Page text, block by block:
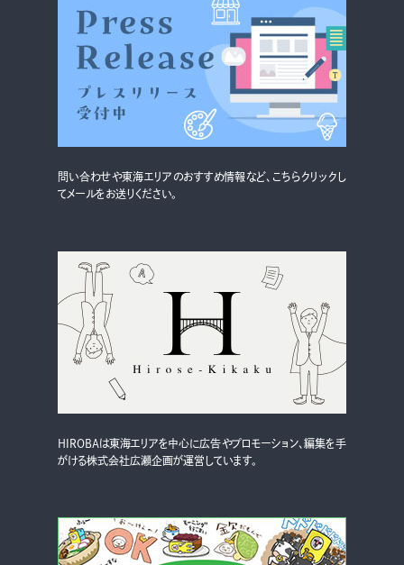
問い合わせや東海エリアのおすすめ情報など、こちらクリックし
てメールをお送りください。
HIROBAは東海エリアを中心に広告やプロモーション、編集を手
がける株式会社広瀬企画が運営しています。